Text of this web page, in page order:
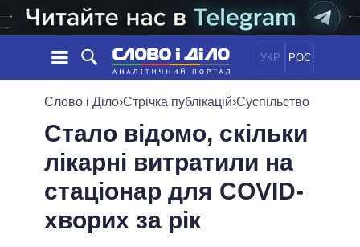
УКР РОС
НОВИНИ
СТРІЧКА
ПОДІЇ
СТАТТІ
ДУМКИ
ОГЛЯДИ
ПОЛІТИКА
ЕКОНОМІКА
СУСПІЛЬСТВО
ОБIЦЯНКИ
ПОЛIТИКИ
УСІ ПОЛІТИКИ
ПРЕЗИДЕНТ І ОФІС
ІНФОГРАФІКА
Слово і Діло›Стрічка публікацій›Суспільство
Стало відомо, скільки
лікарні витратили на
стаціонар для COVID-
хворих за рік